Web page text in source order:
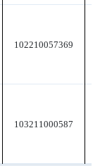
102210057369
103211000587